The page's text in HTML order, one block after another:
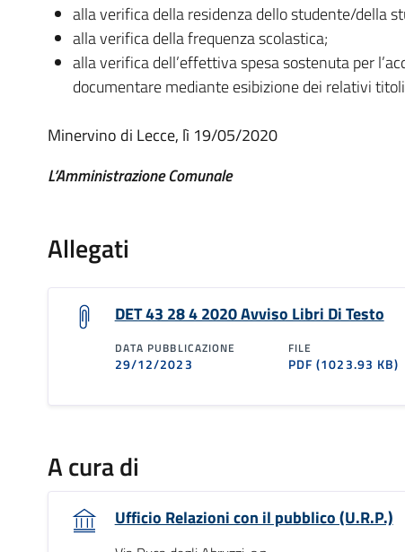
alla verifica della residenza dello studente/della
alla verifica della frequenza scolastica;
alla verifica dell’effettiva spesa sostenuta per
documentare mediante esibizione dei relativi
Minervino di Lecce, lì 19/05/2020
L’Amministrazione Comunale
Allegati
DET 43 28 4 2020 Avviso Libri Di Testo
DATA PUBBLICAZIONE
29/12/2023
FILE
PDF(1023.93 KB)
A cura di
Ufficio Relazioni con il pubblico (U.R.P.)